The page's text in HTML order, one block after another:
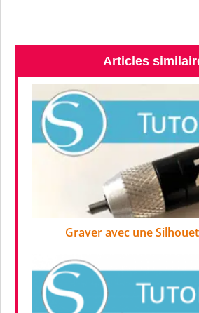
Articles
Graver avec une